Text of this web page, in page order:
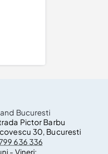
Bucuresti
Pictor Barbu
30, Bucuresti
636 336
- Vineri: